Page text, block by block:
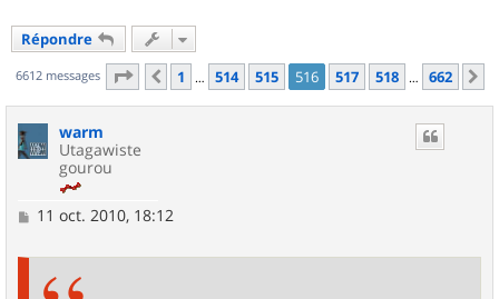
Répondre
6612 messages Page 516 sur662
Précédent
1 … 514 515 516 517 518 … 662
warm
Utagawiste
gourou
M11 oct. 2010, 18:12